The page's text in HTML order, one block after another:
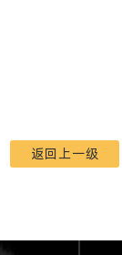
返回上一级